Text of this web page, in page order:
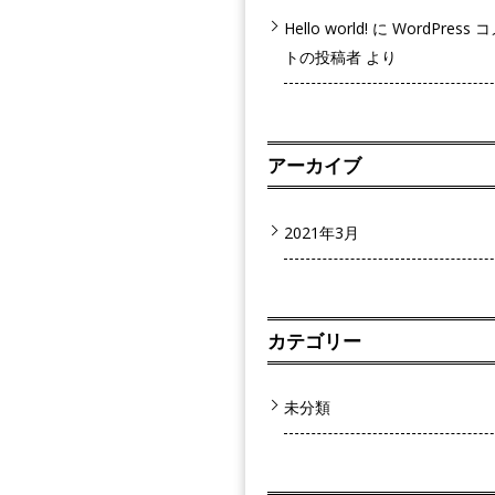
Hello world! に WordPress コ
トの投稿者 より
アーカイブ
2021年3月
カテゴリー
未分類